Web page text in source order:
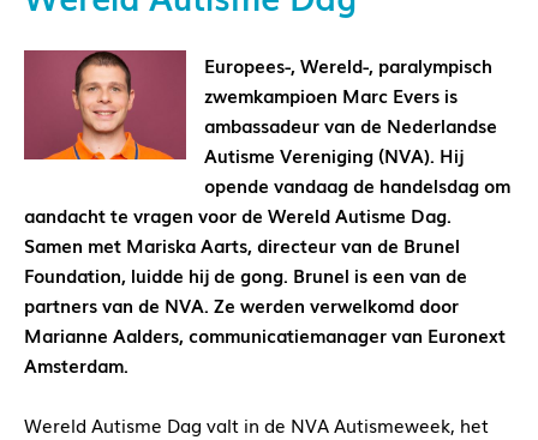
Europees-, Wereld-, paralympisch
zwemkampioen Marc Evers is
ambassadeur van de Nederlandse
Autisme Vereniging (NVA). Hij
opende vandaag de handelsdag om
aandacht te vragen voor de Wereld Autisme Dag.
Samen met Mariska Aarts, directeur van de Brunel
Foundation, luidde hij de gong. Brunel is een van de
partners van de NVA. Ze werden verwelkomd door
Marianne Aalders, communicatiemanager van Euronext
Amsterdam.
Wereld Autisme Dag valt in de NVA Autismeweek, het